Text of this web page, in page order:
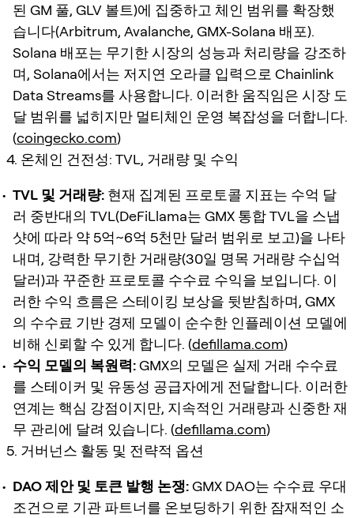
된 GM 풀, GLV 볼트)에 집중하고 체인 범위를 확장했
습니다(Arbitrum, Avalanche, GMX-Solana 배포).
Solana 배포는 무기한 시장의 성능과 처리량을 강조하
며, Solana에서는 저지연 오라클 입력으로 Chainlink
Data Streams를 사용합니다. 이러한 움직임은 시장 도
달 범위를 넓히지만 멀티체인 운영 복잡성을 더합니다.
(coingecko.com)
4. 온체인 건전성: TVL, 거래량 및 수익
TVL 및 거래량: 현재 집계된 프로토콜 지표는 수억 달
러 중반대의 TVL(DeFiLlama는 GMX 통합 TVL을 스냅
샷에 따라 약 5억~6억 5천만 달러 범위로 보고)을 나타
내며, 강력한 무기한 거래량(30일 명목 거래량 수십억
달러)과 꾸준한 프로토콜 수수료 수익을 보입니다. 이
러한 수익 흐름은 스테이킹 보상을 뒷받침하며, GMX
의 수수료 기반 경제 모델이 순수한 인플레이션 모델에
비해 신뢰할 수 있게 합니다. (defillama.com)
수익 모델의 복원력:GMX의 모델은 실제 거래 수수료
를 스테이커 및 유동성 공급자에게 전달합니다. 이러한
연계는 핵심 강점이지만, 지속적인 거래량과 신중한 재
무 관리에 달려 있습니다. (defillama.com)
5. 거버넌스 활동 및 전략적 옵션
DAO 제안 및 토큰 발행 논쟁:GMX DAO는 수수료 우대
조건으로 기관 파트너를 온보딩하기 위한 잠재적인 소